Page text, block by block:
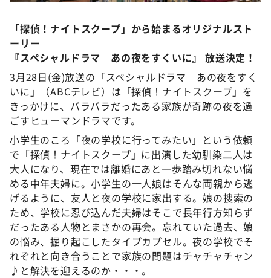
新婚さんいらっしゃい！
ポツンと一軒家
ザキ山小屋本館
ぺこぱのまるスポ
アナ回覧板
「探偵！ナイトスクープ」から始まるオリジナルスト
ーリー
『スペシャルドラマ あの夜をすくいに』 放送決定！
3月28日(金)放送の「スペシャルドラマ あの夜をすく
いに」（ABCテレビ）は「探偵！ナイトスクープ」を
きっかけに、バラバラだったある家族が奇跡の夜を過
ごすヒューマンドラマです。
小学生のころ「夜の学校に行ってみたい」という依頼
で「探偵！ナイトスクープ」に出演した幼馴染二人は
大人になり、現在では離婚にあと一歩踏み切れない悩
める中年夫婦に。小学生の一人娘はそんな両親から逃
げるように、友人と夜の学校に家出する。娘の捜索の
ため、学校に忍び込んだ夫婦はそこで長年行方知らず
だったある人物とまさかの再会。忘れていた過去、娘
の悩み、掘り起こしたタイプカプセル。夜の学校でそ
れぞれと向き合うことで家族の問題はチャチャチャン
♪と解決を迎えるのか・・・。